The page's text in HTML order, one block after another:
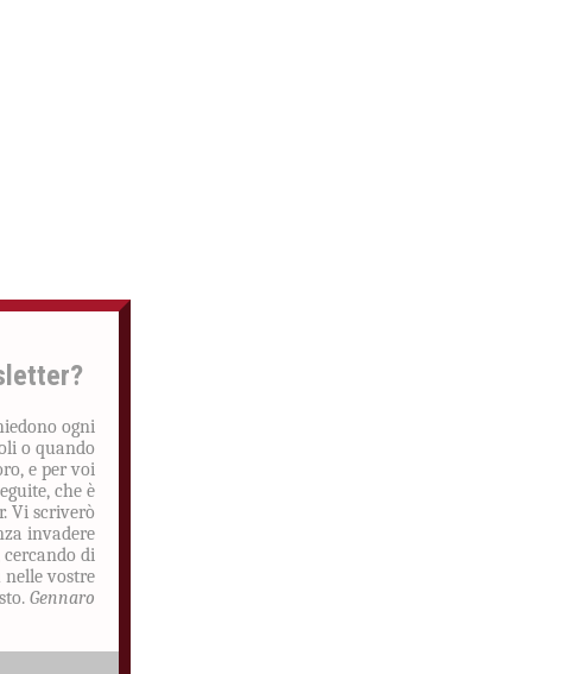
ogni
o quando
e per voi
che è
Vi scriverò
invadere
di
vostre
Gennaro